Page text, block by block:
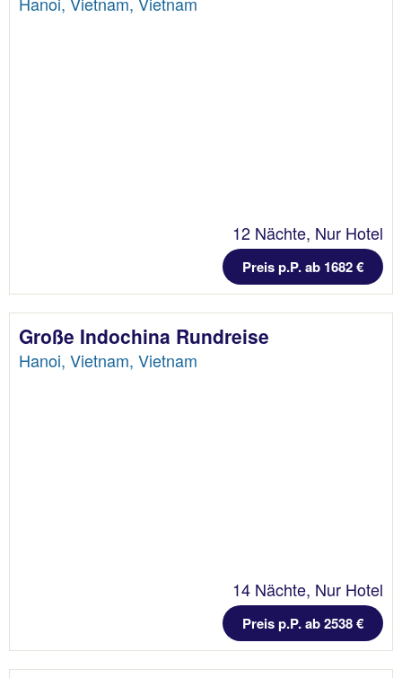
12 Nächte, Nur Hotel
Preis p.P. ab 1682 €
Große Indochina Rundreise
Hanoi, Vietnam, Vietnam
14 Nächte, Nur Hotel
Preis p.P. ab 2538 €